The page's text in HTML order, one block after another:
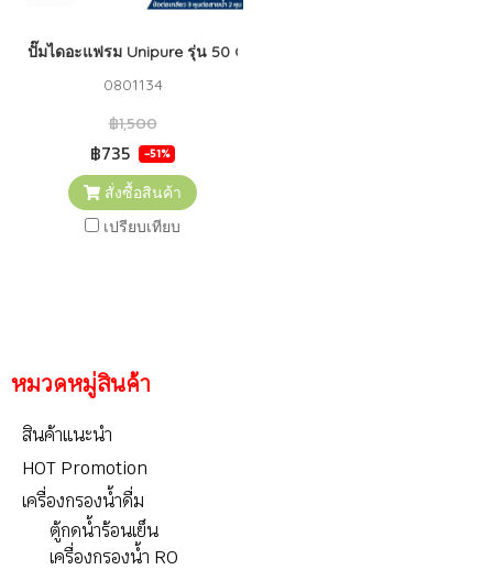
ปั๊มไดอะแฟรม Unipure รุ่น 50 GPD + Adapter
0801134
฿1,500
฿735 -51%
สั่งซื้อสินค้า
เปรียบเทียบ
หมวดหมู่สินค้า
สินค้าแนะนำ
HOT Promotion
เครื่องกรองน้ำดื่ม
ตู้กดน้ำร้อนเย็น
เครื่องกรองน้ำ RO